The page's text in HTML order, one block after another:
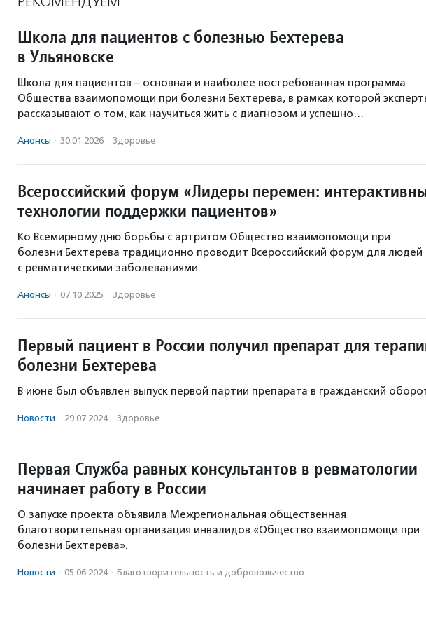
Школа для пациентов с болезнью Бехтерева
в Ульяновске
Школа для пациентов – основная и наиболее востребованная программа
Общества взаимопомощи при болезни Бехтерева, в рамках которой
рассказывают о том, как научиться жить с диагнозом и успешно…
Анонсы · 30.01.2026 · Здоровье
Всероссийский форум «Лидеры перемен:
технологии поддержки пациентов»
Ко Всемирному дню борьбы с артритом Общество взаимопомощи при
болезни Бехтерева традиционно проводит Всероссийский форум для людей
с ревматическими заболеваниями.
Анонсы · 07.10.2025 · Здоровье
Первый пациент в России получил препарат для
болезни Бехтерева
В июне был объявлен выпуск первой партии препарата в гражданский
Новости · 29.07.2024 · Здоровье
Первая Служба равных консультантов в ревматологии
начинает работу в России
О запуске проекта объявила Межрегиональная общественная
благотворительная организация инвалидов «Общество взаимопомощи при
болезни Бехтерева».
Новости · 05.06.2024 · Благотвори­тель­ность и доброволь­чест­во